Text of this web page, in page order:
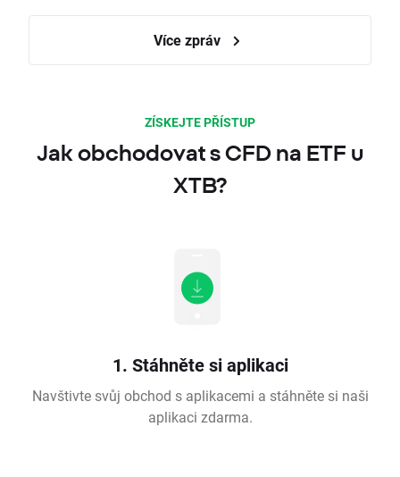
Více zpráv
ZÍSKEJTE PŘÍSTUP
Jak obchodovat s CFD na ETF u
XTB?
1. Stáhněte si aplikaci
Navštivte svůj obchod s aplikacemi a stáhněte si naši
aplikaci zdarma.